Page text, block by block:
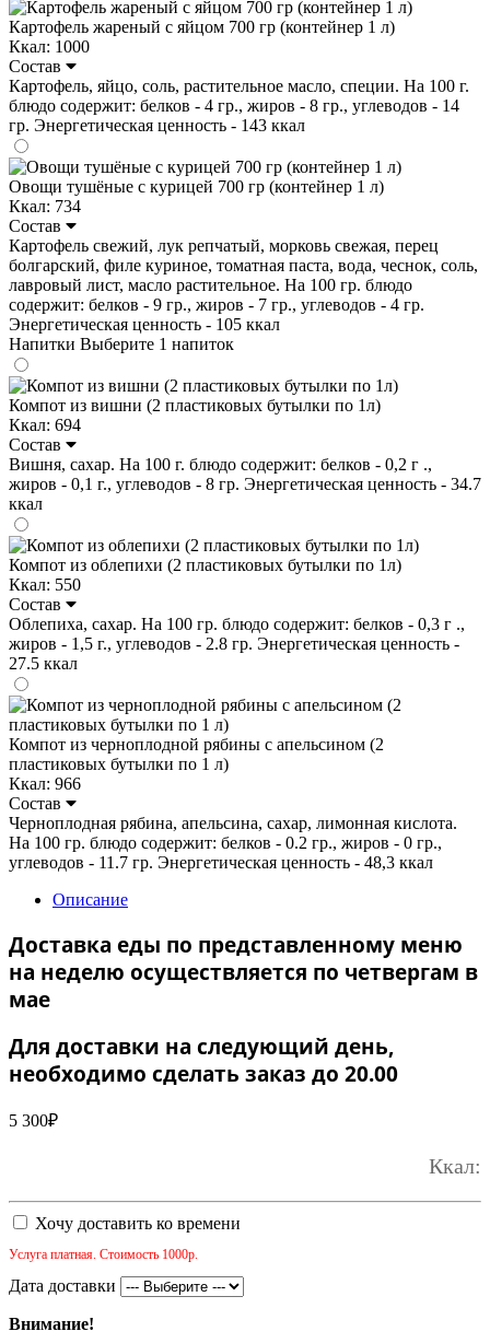
Картофель жареный с яйцом 700 гр (контейнер 1 л)
Ккал: 1000
Состав
Картофель, яйцо, соль, растительное масло, специи. На 100 г.
блюдо содержит: белков - 4 гр., жиров - 8 гр., углеводов - 14
гр. Энергетическая ценность - 143 ккал
Овощи тушёные с курицей 700 гр (контейнер 1 л)
Ккал: 734
Состав
Картофель свежий, лук репчатый, морковь свежая, перец
болгарский, филе куриное, томатная паста, вода, чеснок, соль,
лавровый лист, масло растительное. На 100 гр. блюдо
содержит: белков - 9 гр., жиров - 7 гр., углеводов - 4 гр.
Энергетическая ценность - 105 ккал
Напитки Выберите 1 напиток
Компот из вишни (2 пластиковых бутылки по 1л)
Ккал: 694
Состав
Вишня, сахар. На 100 г. блюдо содержит: белков - 0,2 г .,
жиров - 0,1 г., углеводов - 8 гр. Энергетическая ценность - 34.7
ккал
Компот из облепихи (2 пластиковых бутылки по 1л)
Ккал: 550
Состав
Облепиха, сахар. На 100 гр. блюдо содержит: белков - 0,3 г .,
жиров - 1,5 г., углеводов - 2.8 гр. Энергетическая ценность -
27.5 ккал
Компот из черноплодной рябины с апельсином (2
пластиковых бутылки по 1 л)
Ккал: 966
Состав
Черноплодная рябина, апельсина, сахар, лимонная кислота.
На 100 гр. блюдо содержит: белков - 0.2 гр., жиров - 0 гр.,
углеводов - 11.7 гр. Энергетическая ценность - 48,3 ккал
Описание
Доставка еды по представленному меню
на неделю осуществляется по четвергам в
мае
Для доставки на следующий день,
необходимо сделать заказ до 20.00
5 300₽
Ккал:
Хочу доставить ко времени
Услуга платная. Стоимость 1000р.
Дата доставки
Внимание!